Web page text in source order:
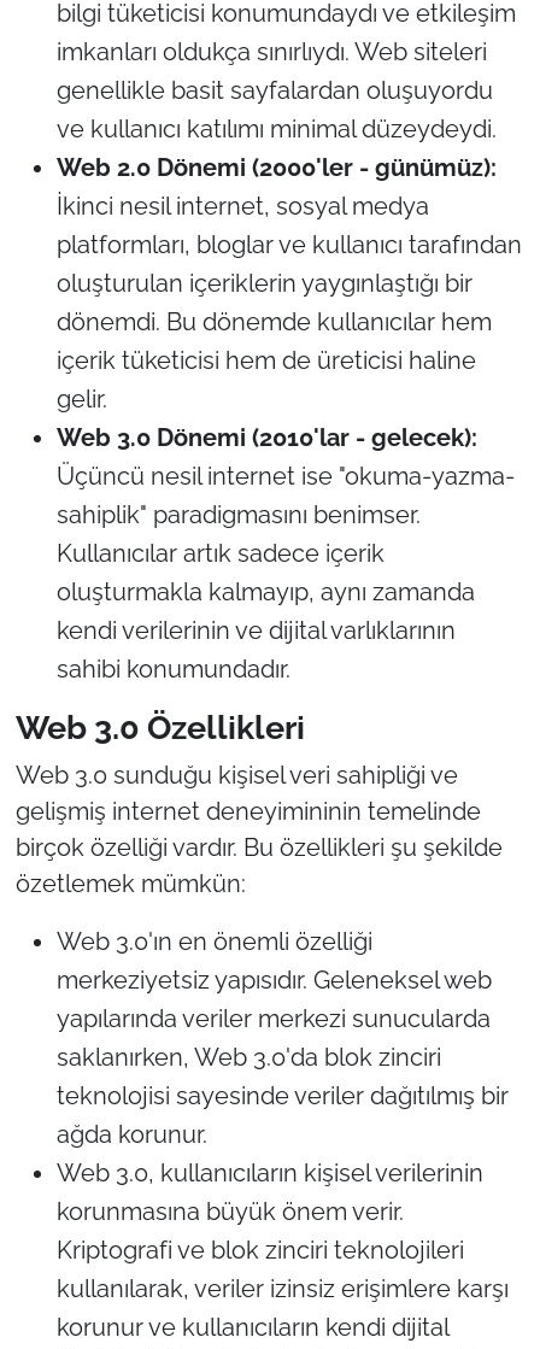
bilgi tüketicisi konumundaydı ve etkileşim
imkanları oldukça sınırlıydı. Web siteleri
genellikle basit sayfalardan oluşuyordu
ve kullanıcı katılımı minimal düzeydeydi.
Web 2.0 Dönemi (2000'ler - günümüz):
İkinci nesil internet, sosyal medya
platformları, bloglar ve kullanıcı tarafından
oluşturulan içeriklerin yaygınlaştığı bir
dönemdi. Bu dönemde kullanıcılar hem
içerik tüketicisi hem de üreticisi haline
gelir.
Web 3.0 Dönemi (2010'lar - gelecek):
Üçüncü nesil internet ise "okuma-yazma-
sahiplik" paradigmasını benimser.
Kullanıcılar artık sadece içerik
oluşturmakla kalmayıp, aynı zamanda
kendi verilerinin ve dijital varlıklarının
sahibi konumundadır.
Web 3.0 Özellikleri
Web 3.0 sunduğu kişisel veri sahipliği ve
gelişmiş internet deneyimininin temelinde
birçok özelliği vardır. Bu özellikleri şu şekilde
özetlemek mümkün:
Web 3.0'ın en önemli özelliği
merkeziyetsiz yapısıdır. Geleneksel web
yapılarında veriler merkezi sunucularda
saklanırken, Web 3.0'da blok zinciri
teknolojisi sayesinde veriler dağıtılmış bir
ağda korunur.
Web 3.0, kullanıcıların kişisel verilerinin
korunmasına büyük önem verir.
Kriptografi ve blok zinciri teknolojileri
kullanılarak, veriler izinsiz erişimlere karşı
korunur ve kullanıcıların kendi dijital
Gündem-Eğitim